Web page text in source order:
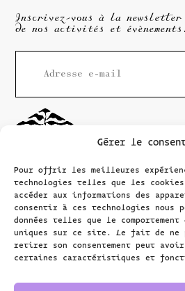
Gérer le
Pour offrir les meilleures
technologies telles que les
accéder aux informations des
consentir à ces technologies nous
données telles que le
uniques sur ce site. Le fait de ne
retirer son consentement peut
certaines caractéristiques et
Inscrivez-vous à la
de nos activités et évènements.
Maison
Rousseau
Littérature